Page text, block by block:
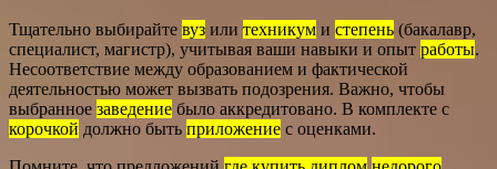
Тщательно выбирайте вуз или техникум и степень (бакалавр,
специалист, магистр), учитывая ваши навыки и опыт работы.
Несоответствие между образованием и фактической
деятельностью может вызвать подозрения. Важно, чтобы
выбранное заведение было аккредитовано. В комплекте с
корочкой должно быть приложение с оценками.